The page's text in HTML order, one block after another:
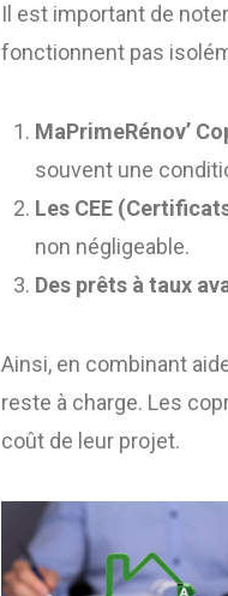
Il est important de
fonctionnent pas
MaPrimeRénov’
souvent une
Les CEE
non négligeable.
Des prêts à taux
Ainsi, en combinant
reste à charge. Les
coût de leur projet.